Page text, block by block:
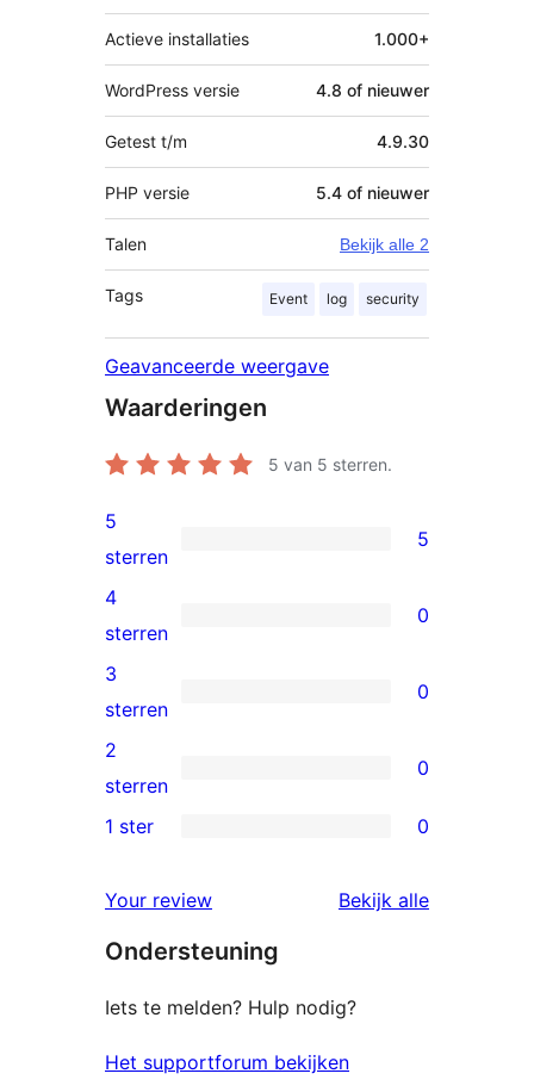
Actieve installaties 1.000+
WordPress versie 4.8 of nieuwer
Getest t/m 4.9.30
PHP versie 5.4 of nieuwer
Talen Bekijk alle 2
Tags Event log security
Geavanceerde weergave
Waarderingen
5 van 5 sterren.
5
5
sterren
beoordelingen
5
sterren
5
0
4
sterren
beoordelingen
4
sterren
0
0
3
sterren
beoordelingen
3
sterren
0
0
2
beoordelingen
2
sterren
0
sterren
beoordelingen
1 ster 0
Your review Bekijk alle
Ondersteuning
Iets te melden? Hulp nodig?
Het supportforum bekijken